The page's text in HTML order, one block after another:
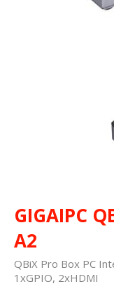
GIGAIPC
A2
QBiX Pro Box PC
1xGPIO, 2xHDMI